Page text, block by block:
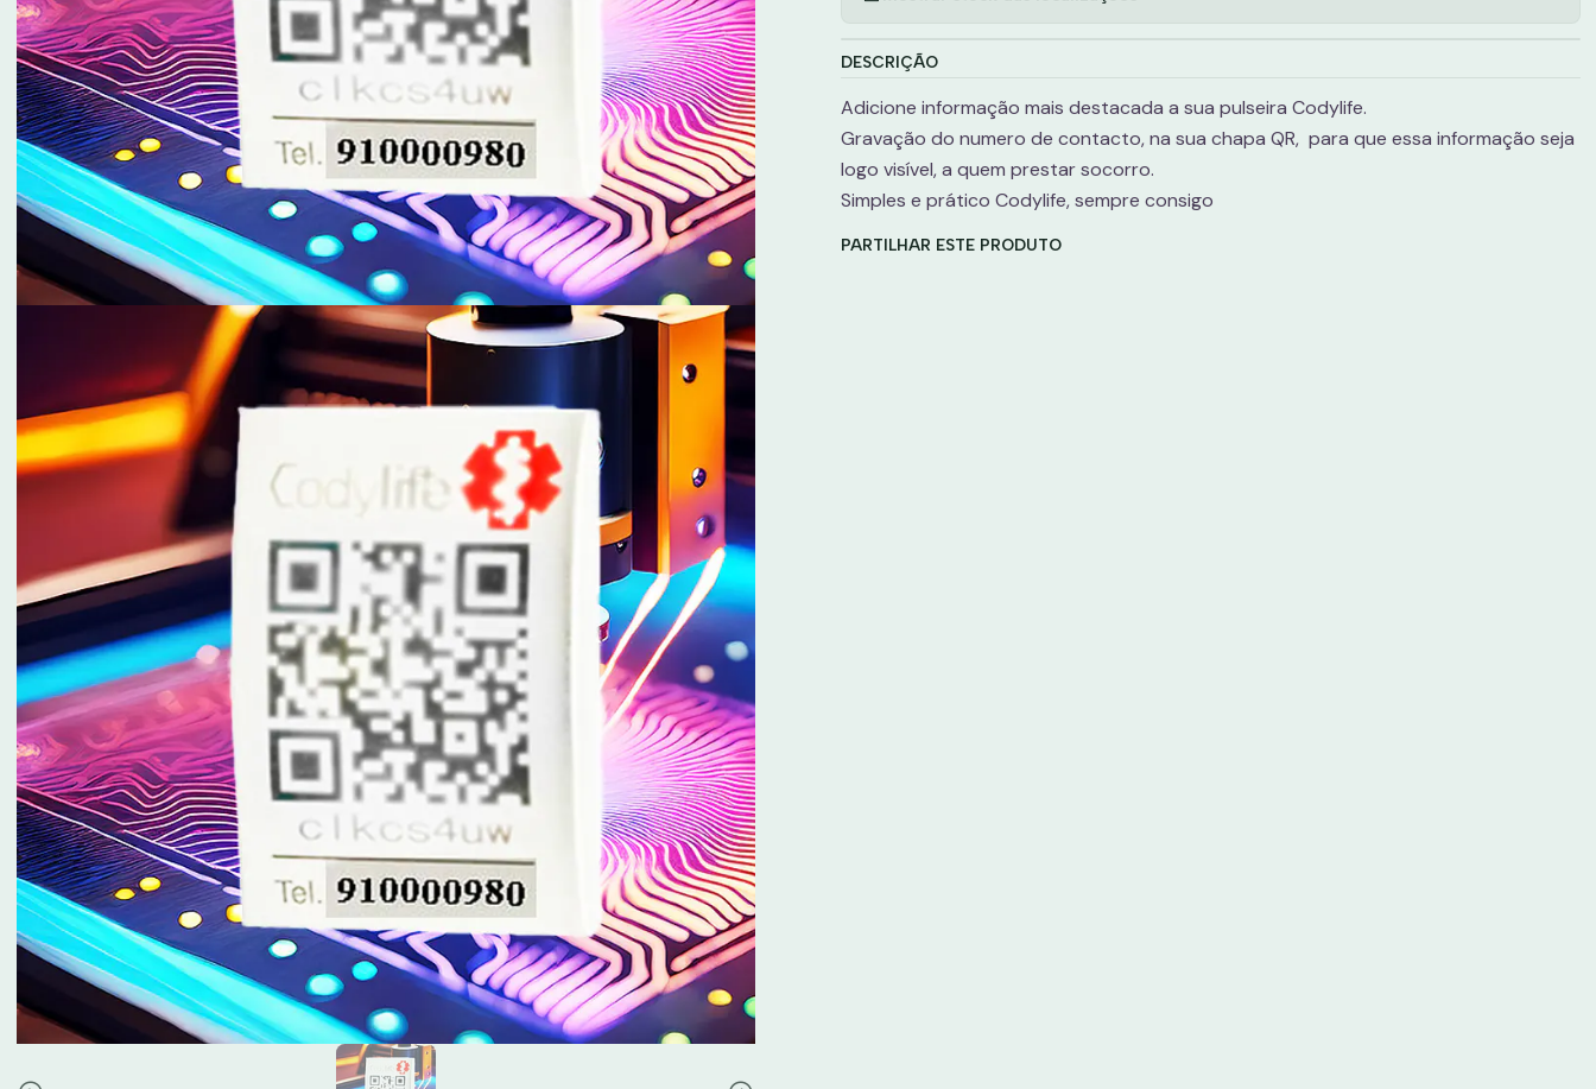
DESCRIÇÃO
Adicione informação mais destacada a sua pulseira Codylife.
Gravação do numero de contacto, na sua chapa QR, para que essa informação seja
logo visível, a quem prestar socorro.
Simples e prático Codylife, sempre consigo
PARTILHAR ESTE PRODUTO